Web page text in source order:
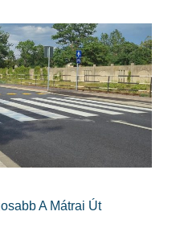
A Mátrai Út